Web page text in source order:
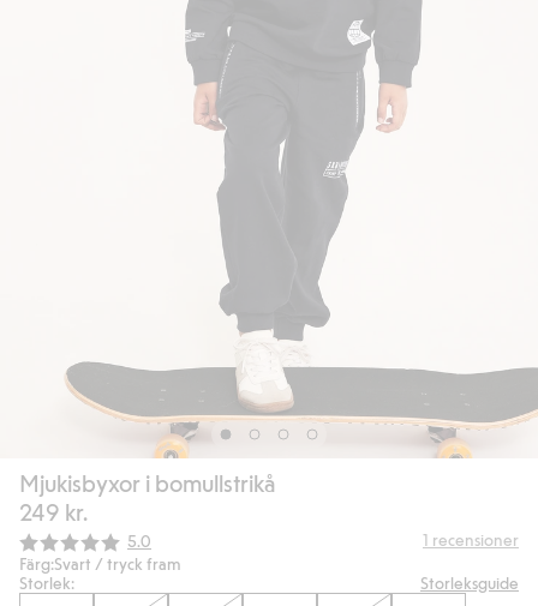
Mjukisbyxor i bomullstrikå
249 kr.
Snittbetyg:
5.0 1 recensioner
Färg:Svart / tryck fram
Storlek:
Storleksguide